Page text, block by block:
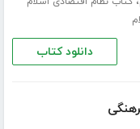
دانلود کتاب